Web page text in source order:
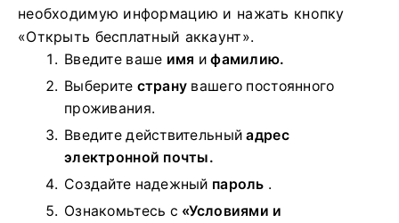
необходимую информацию и нажать кнопку
«Открыть бесплатный аккаунт».
Введите ваше имя ифамилию.
Выберите страну вашего постоянного
проживания.
Введите действительныйадрес
электронной почты.
Создайте надежный пароль .
Ознакомьтесь с «Условиями и